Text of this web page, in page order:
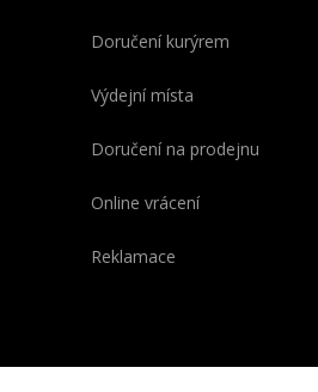
Doručení kurýrem
Výdejní místa
Doručení na prodejnu
Online vrácení
Reklamace